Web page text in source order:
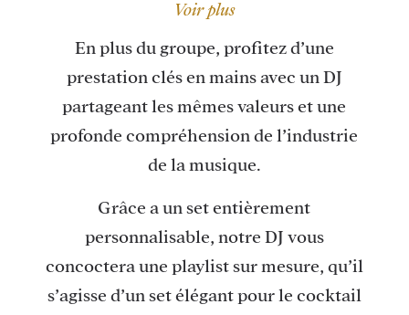
Voir plus
En plus du groupe, profitez d’une
prestation clés en mains avec un DJ
partageant les mêmes valeurs et une
profonde compréhension de l’industrie
de la musique.
Grâce a un set entièrement
personnalisable, notre DJ vous
concoctera une playlist sur mesure, qu’il
s’agisse d’un set élégant pour le cocktail